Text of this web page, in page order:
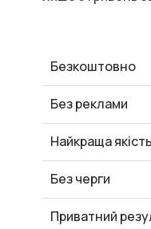
Безкоштовно
Без реклами
Найкраща якість
Без черги
Приватний